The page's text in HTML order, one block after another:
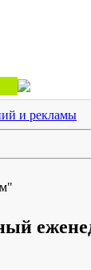
и рекламы